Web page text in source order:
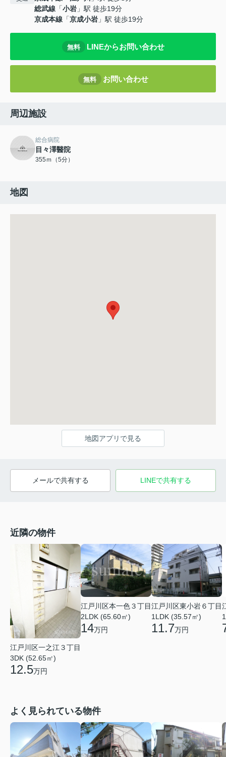
総武線 「小岩 」駅 徒歩19分
京成本線 「京成小岩 」駅 徒歩19分
無料 LINEからお問い合わせ
無料 お問い合わせ
周辺施設
総合病院
目々澤醫院
355ｍ（5分）
地図
地図アプリで見る
メールで共有する LINEで共有する
近隣の物件
江戸川区一之江３丁目
3DK (52.65㎡)
12.5万円
江戸川区本一色３丁目
2LDK (65.60㎡)
14万円
江戸川区東小岩６丁目
1LDK (35.57㎡)
11.7万円
よく見られている物件